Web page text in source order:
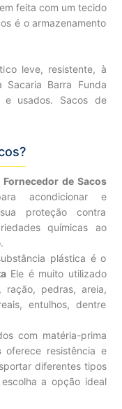
feita com um tecido
é o armazenamento
leve, resistente, à
Barra Funda
e usados. Sacos de
Fornecedor de Sacos
acondicionar e
proteção contra
químicas ao
plástica é o
Ele é muito utilizado
ração, pedras, areia,
entulhos, dentre
com matéria-prima
oferece resistência e
diferentes tipos
a opção ideal